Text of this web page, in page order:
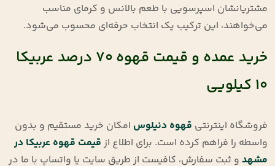
مشتریانشان اسپرسویی با طعم بالانس و کرمای مناسب
می‌خواهند، این ترکیب یک انتخاب حرفه‌ای محسوب می‌شود.
خرید عمده و قیمت قهوه ۷۰ درصد عربیکا
۱۰ کیلویی
فروشگاه اینترنتی قهوه دنیلوس امکان خرید مستقیم و بدون
واسطه را فراهم کرده است. برای اطلاع از قیمت قهوه عربیکا در
مشهد و ثبت سفارش، کافیست از طریق سایت یا واتساپ با ما در